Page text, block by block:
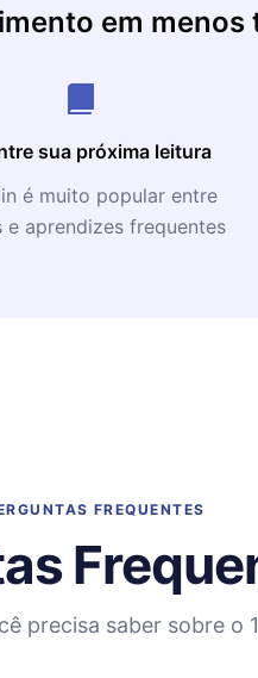
em menos
sua próxima leitura
é muito popular entre
e aprendizes frequentes
FREQUENTES
precisa saber sobre o